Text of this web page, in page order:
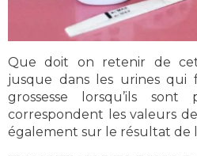
Que doit on retenir de
jusque dans les urines qui
grossesse lorsqu’ils
correspondent les valeurs
également sur le résultat de